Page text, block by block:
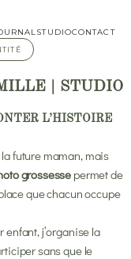
STUDIOCONTACT
| STUDIO
L’HISTOIRE
future maman, mais
grossesse permet de
que chacun occupe
j’organise la
sans que le